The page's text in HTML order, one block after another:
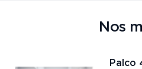
Nos
Palco